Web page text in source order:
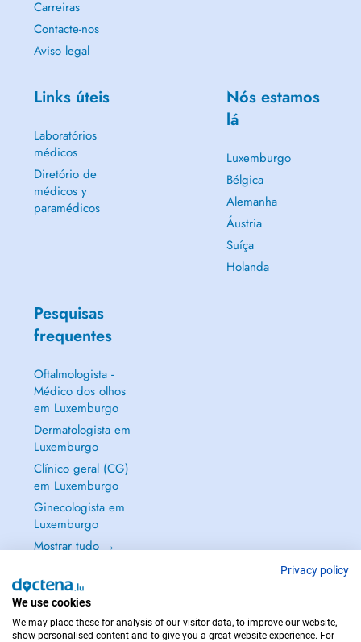
Carreiras
Contacte-nos
Aviso legal
Links úteis
Laboratórios
médicos
Diretório de
médicos y
paramédicos
Nós estamos
lá
Luxemburgo
Bélgica
Alemanha
Áustria
Suíça
Holanda
Pesquisas
frequentes
Oftalmologista -
Médico dos olhos
em Luxemburgo
Dermatologista em
Luxemburgo
Clínico geral (CG)
em Luxemburgo
Ginecologista em
Luxemburgo
Mostrar tudo →
EM CASO DE EMERGÊNCIA, CONTACTE : 112
Privacy policy
We use cookies
We may place these for analysis of our visitor data, to improve our website,
show personalised content and to give you a great website experience. For